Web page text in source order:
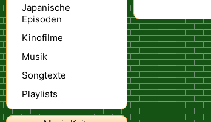
Japanische
Episoden
Kinofilme
Musik
Songtexte
Playlists